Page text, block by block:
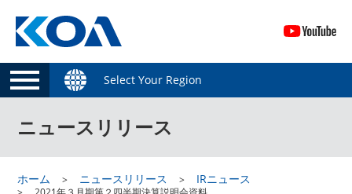
Select Your Region
ニュースリリース
ホーム ニュースリリース IRニュース